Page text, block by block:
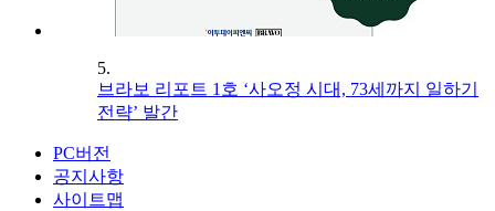
5.
브라보 리포트 1호 ‘사오정 시대, 73세까지 일하기
전략’ 발간
PC버전
공지사항
사이트맵